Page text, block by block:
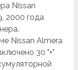
Nissan
2000 года
Nissan Almera
30 "+"